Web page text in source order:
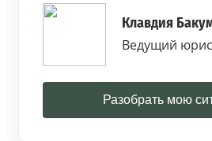
Клавдия
Ведущий
Разобрать мою